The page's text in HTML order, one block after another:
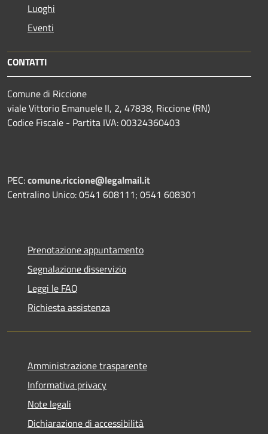
Luoghi
Eventi
CONTATTI
Comune di Riccione
viale Vittorio Emanuele II, 2, 47838, Riccione (RN)
Codice Fiscale - Partita IVA: 00324360403
PEC:comune.riccione@legalmail.it
Centralino Unico: 0541 608111; 0541 608301
Prenotazione appuntamento
Segnalazione disservizio
Leggi le FAQ
Richiesta assistenza
Amministrazione trasparente
Informativa privacy
Note legali
Dichiarazione di accessibilità